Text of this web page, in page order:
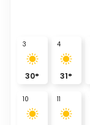
3
30°
4
31°
10 11